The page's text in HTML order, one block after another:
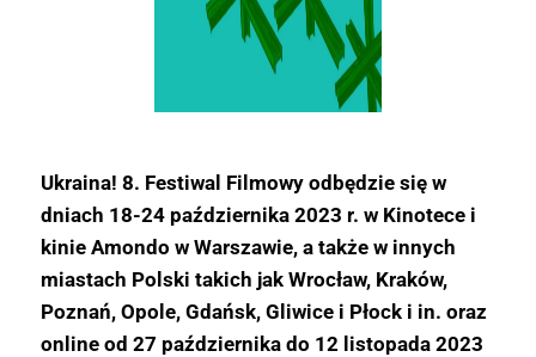
Ukraina! 8. Festiwal Filmowy odbędzie się w
dniach 18-24 października 2023 r. w Kinotece i
kinie Amondo w Warszawie, a także w innych
miastach Polski takich jak Wrocław, Kraków,
Poznań, Opole, Gdańsk, Gliwice i Płock i in. oraz
online od 27 października do 12 listopada 2023